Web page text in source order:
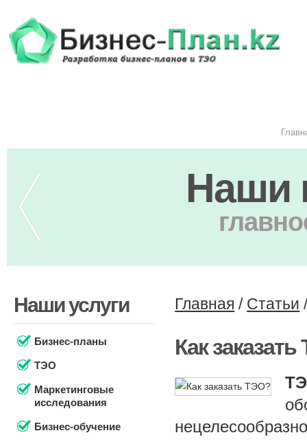
Наши
Наши услуги
Бизнес-планы
ТЭО
Маркетинговые
исследования
Бизнес-обучение
Главная / Статьи
Как